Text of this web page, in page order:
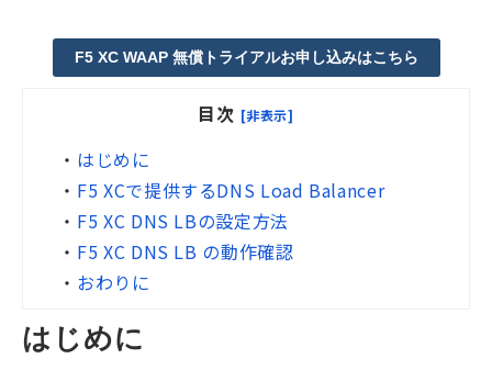
F5 XC WAAP 無償トライアルお申し込みはこちら
目次 [非表示]
・ はじめに
・ F5 XCで提供するDNS Load Balancer
・ F5 XC DNS LBの設定方法
・ F5 XC DNS LB の動作確認
・ おわりに
はじめに